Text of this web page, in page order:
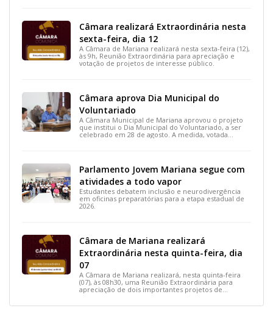
Câmara realizará Extraordinária nesta
sexta-feira, dia 12
A Câmara de Mariana realizará nesta sexta-feira (12),
às 9h, Reunião Extraordinária para apreciação e
votação de projetos de interesse público.
Câmara aprova Dia Municipal do
Voluntariado
A Câmara Municipal de Mariana aprovou o projeto
que institui o Dia Municipal do Voluntariado, a ser
celebrado em 28 de agosto. A medida, votada
Parlamento Jovem Mariana segue com
atividades a todo vapor
Estudantes debatem inclusão e neurodivergência
em oficinas preparatórias para a etapa estadual de
2026.
Câmara de Mariana realizará
Extraordinária nesta quinta-feira, dia
07
A Câmara de Mariana realizará, nesta quinta-feira
(07), às 08h30, uma Reunião Extraordinária para
apreciação de dois importantes projetos de